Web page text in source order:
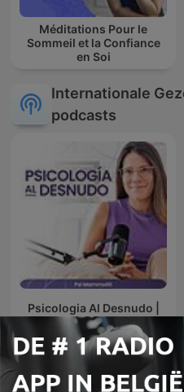
Méditations Pour le
Sommeil et la Confiance
en Soi
Internationale
podcasts
Psicologia Al Desnudo |
@psi.mammoliti